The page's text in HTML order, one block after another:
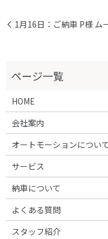
1月16日：ご納車 P様 ム
HOME
会社案内
オートモーションについて
サービス
納車について
よくある質問
スタッフ紹介